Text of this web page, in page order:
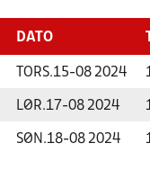
DATO
TORS.15-08 2024
LØR.17-08 2024
SØN.18-08 2024